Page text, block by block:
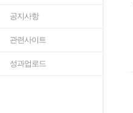
공지사항
관련사이트
성과업로드